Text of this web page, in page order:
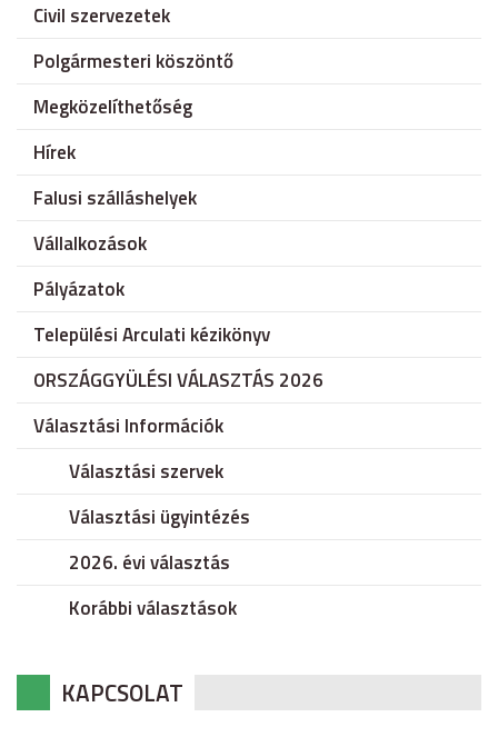
Civil szervezetek
Polgármesteri köszöntő
Megközelíthetőség
Hírek
Falusi szálláshelyek
Vállalkozások
Pályázatok
Települési Arculati kézikönyv
ORSZÁGGYÜLÉSI VÁLASZTÁS 2026
Választási Információk
Választási szervek
Választási ügyintézés
2026. évi választás
Korábbi választások
KAPCSOLAT